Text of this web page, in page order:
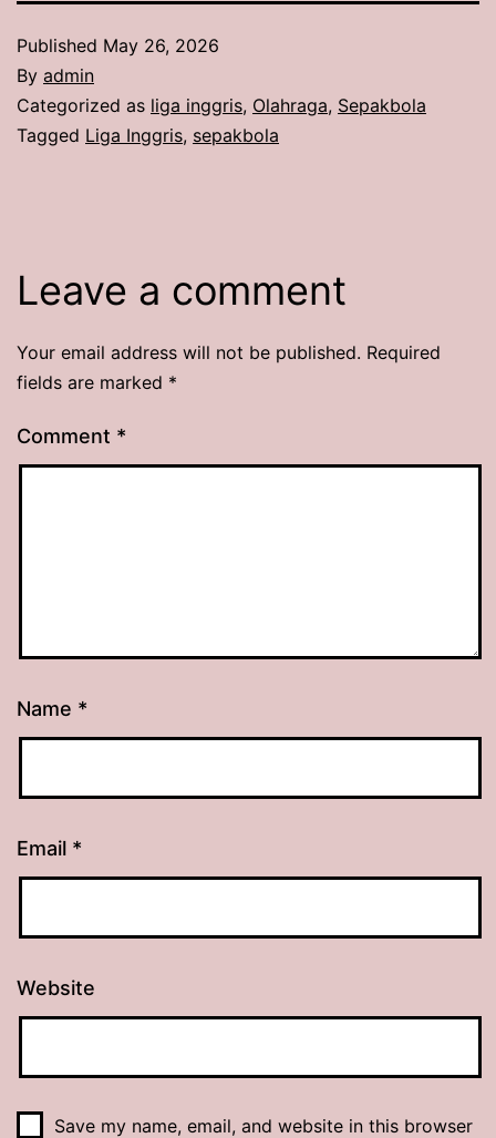
Published May 26, 2026
By admin
Categorized as liga inggris, Olahraga, Sepakbola
Tagged Liga Inggris, sepakbola
Leave a comment
Your email address will not be published. Required
fields are marked *
Comment *
Name *
Email *
Website
Save my name, email, and website in this browser